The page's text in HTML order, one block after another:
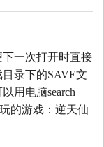
一次打开时直接
录下的SAVE文
用电脑search
的游戏：逆天仙